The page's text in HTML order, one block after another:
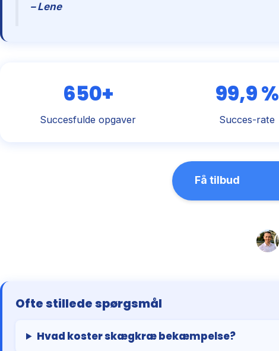
– Lene
650+
Succesfulde opgaver
99,9 %
Succes-rate
Få tilbud
Ofte stillede spørgsmål
Hvad koster skægkræ bekæmpelse?